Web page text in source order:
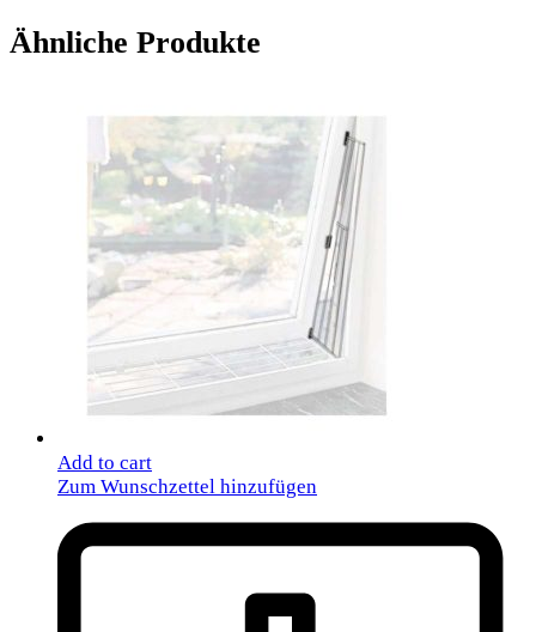
Ähnliche Produkte
Add to cart
Zum Wunschzettel hinzufügen